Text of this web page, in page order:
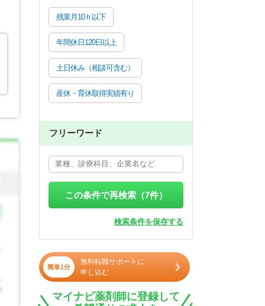
残業月10ｈ以下
年間休日120日以上
土日休み（相談可含む）
産休・育休取得実績有り
フリーワード
この条件で再検索（7件）
検索条件を保存する
簡単1分
無料転職サポートに
申し込む
マイナビ薬剤師に登録して